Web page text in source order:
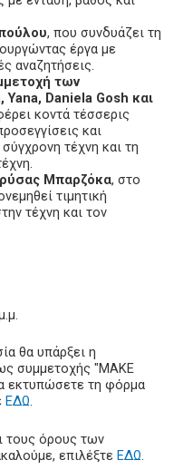
, που συνδυάζει τη
έργα με
αναζητήσεις.
των
Daniela Gosh και
κοντά τέσσερις
και
τέχνη και τη
Μπαρζόκα, στο
τιμητική
τέχνη και τον
θα υπάρξει η
συμμετοχής "MAKE
εκτυπώσετε τη φόρμα
ΕΔΩ.
τους όρους των
επιλέξτε ΕΔΩ.